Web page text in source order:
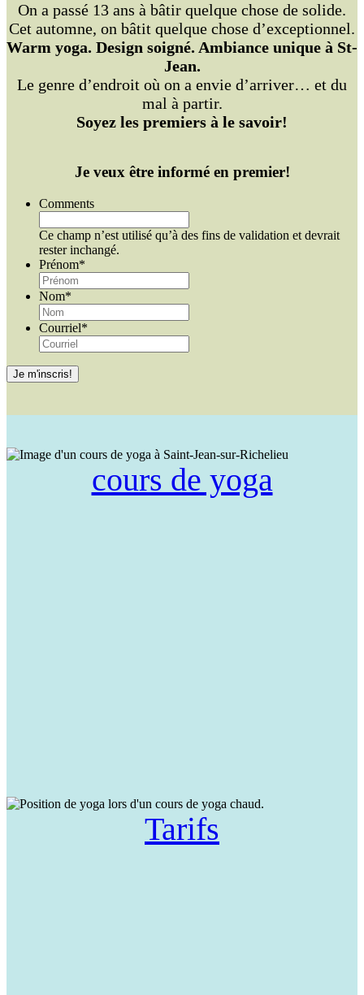
On a passé 13 ans à bâtir quelque chose de solide.
Cet automne, on bâtit quelque chose d’exceptionnel.
Warm yoga. Design soigné. Ambiance unique à St-
Jean.
Le genre d’endroit où on a envie d’arriver… et du
mal à partir.
Soyez les premiers à le savoir!
Je veux être informé en premier!
Comments
Ce champ n’est utilisé qu’à des fins de validation et devrait
rester inchangé.
Prénom*
Nom*
Courriel*
cours de yoga
Tarifs